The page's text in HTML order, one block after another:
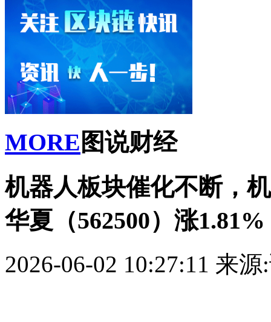
MORE 图说财经
机器人板块催化不断，
华夏（562500）涨1.81%
2026-06-02 10:27:11 来源